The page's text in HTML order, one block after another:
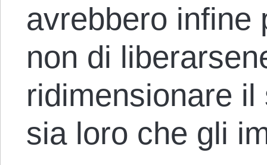
avrebbero infine
non di
ridimensionare
sia loro che gli